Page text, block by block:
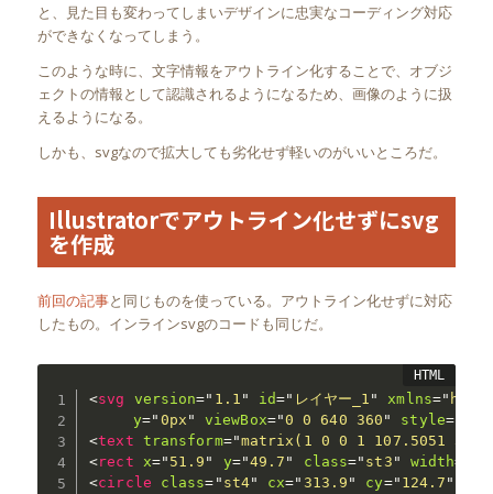
と、見た目も変わってしまいデザインに忠実なコーディング対応
ができなくなってしまう。
このような時に、文字情報をアウトライン化することで、オブジ
ェクトの情報として認識されるようになるため、画像のように扱
えるようになる。
しかも、svgなので拡大しても劣化せず軽いのがいいところだ。
Illustratorでアウトライン化せずにsvg
を作成
前回の記事と同じものを使っている。アウトライン化せずに対応
したもの。インラインsvgのコードも同じだ。
<svg version=" 1.1 " id=" レイヤー_1 " xmlns="
y=" 0px " viewBox="0 0 640 360 " style="
<text transform="matrix(1 0 0 1 107.5051
<rect x=" 51.9 " y="49.7 " class=" st3 " width=
<circle class= " st4" cx=" 313.9 " cy=" 124.7 "